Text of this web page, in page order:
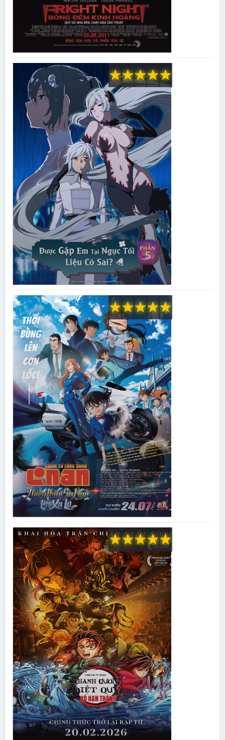
★
★
★
★
★
★
★
★
★
★
★
★
★
★
★